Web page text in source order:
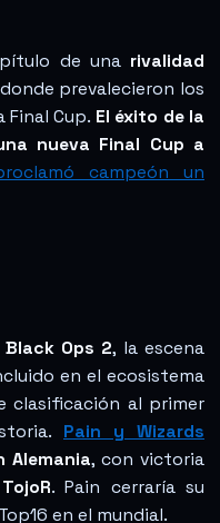
de una rivalidad
prevalecieron los
Cup. El éxito de la
nueva Final Cup a
campeón un
Ops 2, la escena
en el ecosistema
clasificación al primer
Pain y Wizards
Alemania, con victoria
TojoR. Pain cerraría su
en el mundial.